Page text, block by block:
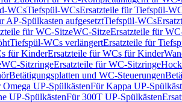
WCsTiefspül-WCsErsatzteile für Tiefspül-
AP-Spülkasten aufgesetztTiefspül-WCs
für WC-SitzeWC-SitzeErsatzteile für
Tiefspül-WCs verlängertErsatzteile für
für KinderErsatzteile für WCs für Kinder
WC-SitzringeErsatzteile für WC-Sitzringe
Betätigungsplatten und WC-Steuerungen
UP-SpülkästenFür Kappa UP-
UP-SpülkästenFür 300T UP-Spülkästen